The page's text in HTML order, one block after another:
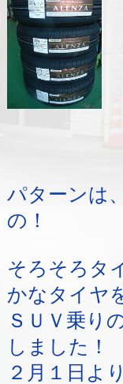
パターンは
の！
そろそろタ
かなタイヤ
ＳＵＶ乗り
しました！
２月１日よ